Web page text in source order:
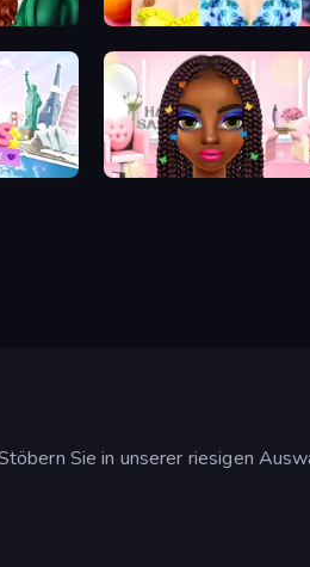
Sweet And Fruity Makeup
Braided Hairstyles Fashion
Sie in unserer riesigen